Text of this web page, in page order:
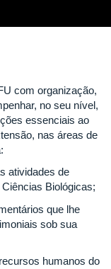
com organização,
no seu nível,
essenciais ao
nas áreas de
atividades de
Biológicas;
que lhe
sob sua
humanos do